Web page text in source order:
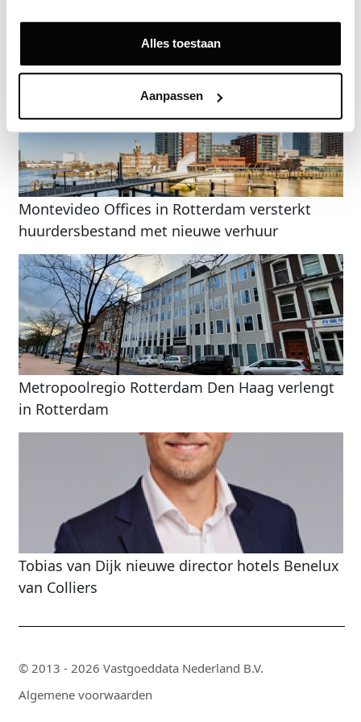
Alles toestaan
Aanpassen
Gerelateerde nieuwsberichten
Montevideo Offices in Rotterdam versterkt
huurdersbestand met nieuwe verhuur
Metropoolregio Rotterdam Den Haag verlengt
in Rotterdam
Tobias van Dijk nieuwe director hotels Benelux
van Colliers
© 2013 - 2026 Vastgoeddata Nederland B.V.
Algemene voorwaarden